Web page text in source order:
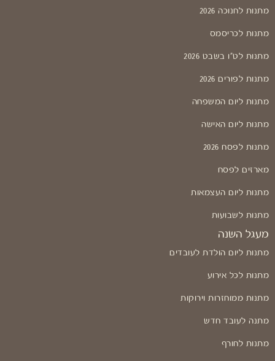
מתנות לחנוכה 2026
מתנות לכריסמס
מתנות לט"ו בשבט 2026
מתנות לפורים 2026
מתנות ליום המשפחה
מתנות ליום האישה
מתנות לפסח 2026
מארזים לפסח
מתנות ליום העצמאות
מתנות לשבועות
מעגל השנה
מתנות ליום הולדת לעובדים
מתנות לכל אירוע
מתנות ממוחזרות וירוקות
מתנה לעובד חדש
מתנות לחורף